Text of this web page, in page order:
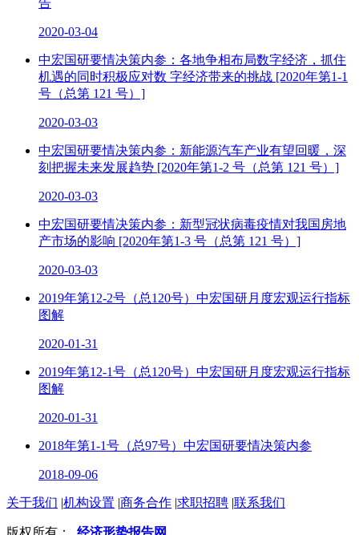
2020-03-04
中宏国研要情决策内参：各地争相布局数字经济，抓住
机遇的同时积极应对数 字经济带来的挑战 [2020年第1-1
号（总第 121 号）]
2020-03-03
中宏国研要情决策内参：新能源汽车产业有望回暖，深
刻把握未来发展趋势 [2020年第1-2 号（总第 121 号）]
2020-03-03
中宏国研要情决策内参：新型冠状病毒疫情对我国房地
产市场的影响 [2020年第1-3 号（总第 121 号）]
2020-03-03
2019年第12-2号（总120号）中宏国研月度宏观运行指标
图解
2020-01-31
2019年第12-1号（总120号）中宏国研月度宏观运行指标
图解
2020-01-31
2018年第1-1号（总97号）中宏国研要情决策内参
2018-09-06
关于我们 |机构设置 |商务合作 |求职招聘 |联系我们
版权所有： 经济形势报告网